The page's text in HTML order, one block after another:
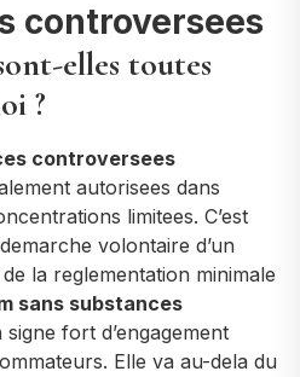
controversees
elles toutes
?
controversees
autorisees dans
limitees. C’est
volontaire d’un
la reglementation minimale
sans substances
fort d’engagement
Elle va au-dela du